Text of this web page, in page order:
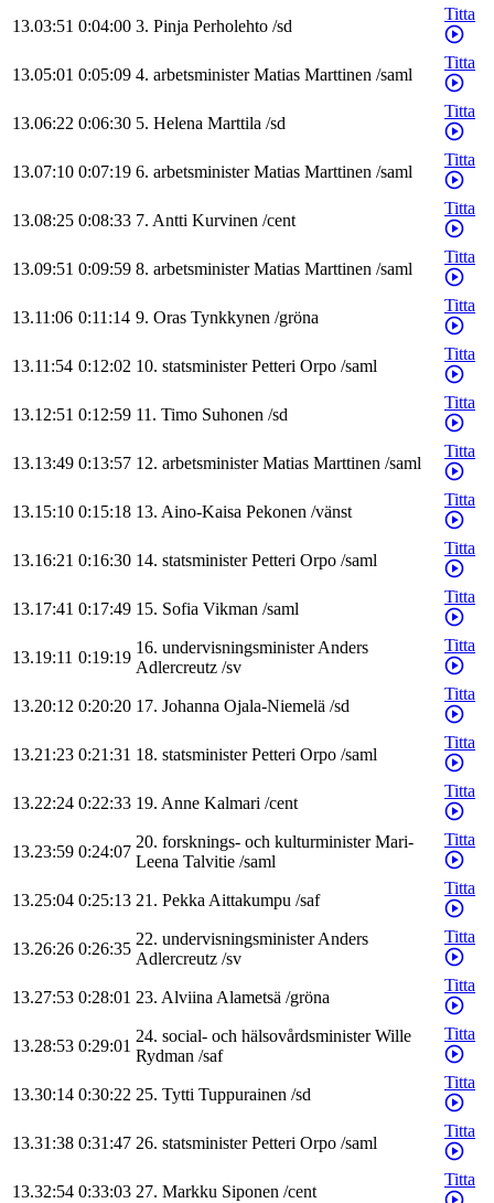
13.03:51 0:04:00 3. Pinja Perholehto /sd
Titta
13.05:01 0:05:09 4. arbetsminister Matias Marttinen /saml
Titta
13.06:22 0:06:30 5. Helena Marttila /sd
Titta
13.07:10 0:07:19 6. arbetsminister Matias Marttinen /saml
Titta
13.08:25 0:08:33 7. Antti Kurvinen /cent
Titta
13.09:51 0:09:59 8. arbetsminister Matias Marttinen /saml
Titta
13.11:06 0:11:14 9. Oras Tynkkynen /gröna
Titta
13.11:54 0:12:02 10. statsminister Petteri Orpo /saml
Titta
13.12:51 0:12:59 11. Timo Suhonen /sd
Titta
13.13:49 0:13:57 12. arbetsminister Matias Marttinen /saml
Titta
13.15:10 0:15:18 13. Aino-Kaisa Pekonen /vänst
Titta
13.16:21 0:16:30 14. statsminister Petteri Orpo /saml
Titta
13.17:41 0:17:49 15. Sofia Vikman /saml
Titta
13.19:11 0:19:19
16. undervisningsministerAnders
Adlercreutz /sv
Titta
13.20:12 0:20:20 17. Johanna Ojala-Niemelä /sd
Titta
13.21:23 0:21:31 18. statsminister Petteri Orpo /saml
Titta
13.22:24 0:22:33 19. Anne Kalmari /cent
Titta
13.23:59 0:24:07
20. forsknings- och kulturminister Mari-
Leena Talvitie /saml
Titta
13.25:04 0:25:13 21. PekkaAittakumpu /saf
Titta
13.26:26 0:26:35
22. undervisningsministerAnders
Adlercreutz /sv
Titta
13.27:53 0:28:01 23. AlviinaAlametsä /gröna
Titta
13.28:53 0:29:01
24. social- och hälsovårdsminister Wille
Rydman /saf
Titta
13.30:14 0:30:22 25. Tytti Tuppurainen /sd
Titta
13.31:38 0:31:47 26. statsminister Petteri Orpo /saml
Titta
13.32:54 0:33:03 27. Markku Siponen /cent
Titta